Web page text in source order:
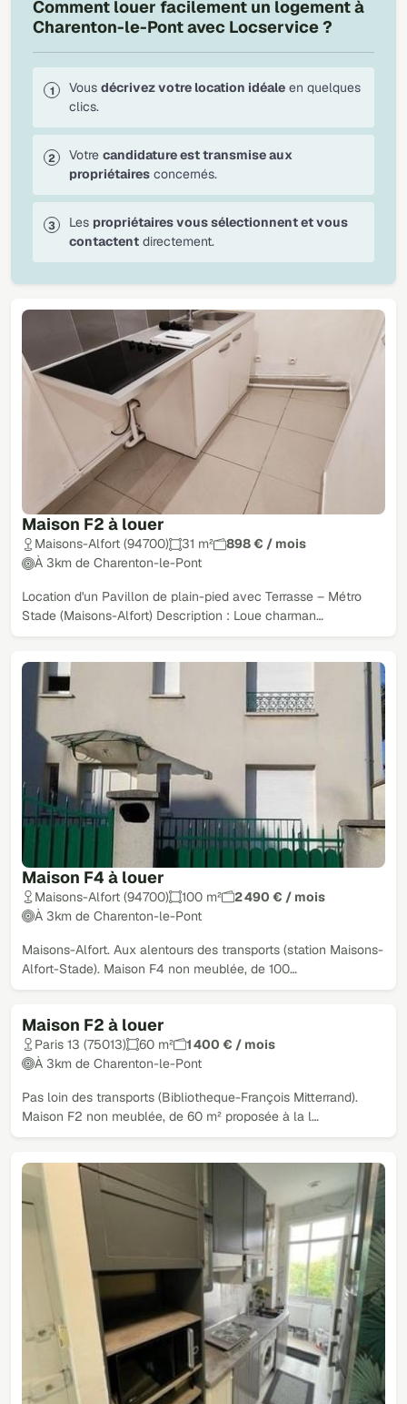
Maison F2 à louer
Maisons-Alfort (94700) 31 m²
898 € / mois
À 3km de Charenton-le-Pont
Location d'un Pavillon de plain-pied avec Terrasse – Métro
Stade (Maisons-Alfort) Description : Loue charman…
Maison F4 à louer
Maisons-Alfort (94700) 100 m²
2 490 € / mois
À 3km de Charenton-le-Pont
Maisons-Alfort. Aux alentours des transports (station Maisons-
Alfort-Stade). Maison F4 non meublée, de 100…
Maison F2 à louer
Paris 13 (75013) 60 m²
1 400 € / mois
À 3km de Charenton-le-Pont
Pas loin des transports (Bibliotheque-François Mitterrand).
Maison F2 non meublée, de 60 m² proposée à la l…
Comment louer facilement un logement à
Charenton-le-Pont avec Locservice ?
Vous décrivez votre location idéale en quelques
clics.
Votre candidature est transmise aux
propriétaires concernés.
Les propriétaires vous sélectionnent et vous
contactent directement.